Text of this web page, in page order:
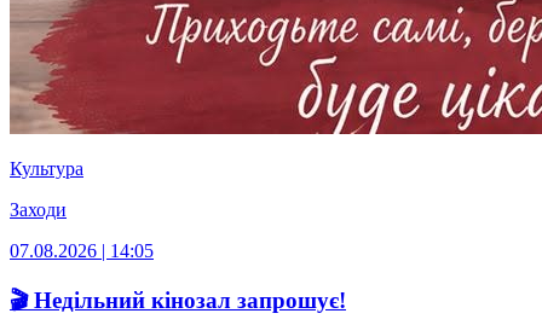
Культура
Заходи
07.08.2026 | 14:05
🎬 Недільний кінозал запрошує!